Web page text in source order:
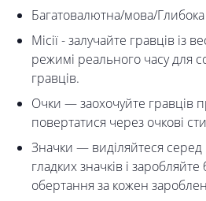
Багатовалютна/мова/
Місії - залучайте гравців із
режимі реального часу для
гравців.
Очки — заохочуйте гравців
повертатися через очкові
Значки — виділяйтеся
гладких значків і
обертання за кожен